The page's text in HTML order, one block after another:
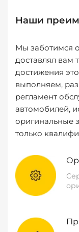
Наши
Мы заботимся
доставлял вам
достижения
выполняем,
регламент
автомобилей,
оригинальные
только